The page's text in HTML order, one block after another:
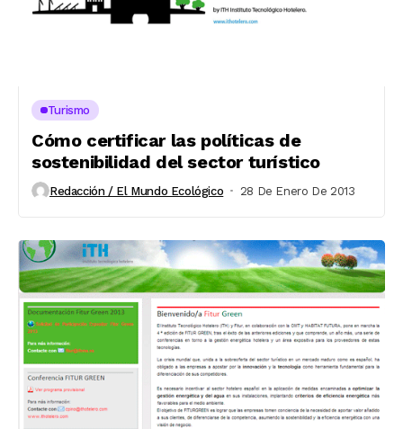
Turismo
Cómo certificar las políticas de
sostenibilidad del sector turístico
Redacción / El Mundo Ecológico 28 De Enero De 2013